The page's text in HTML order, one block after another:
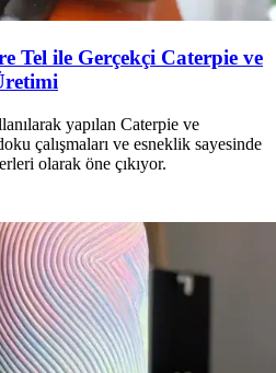
Tel ile Gerçekçi Caterpie ve
yapılan Caterpie ve
çalışmaları ve esneklik sayesinde
olarak öne çıkıyor.